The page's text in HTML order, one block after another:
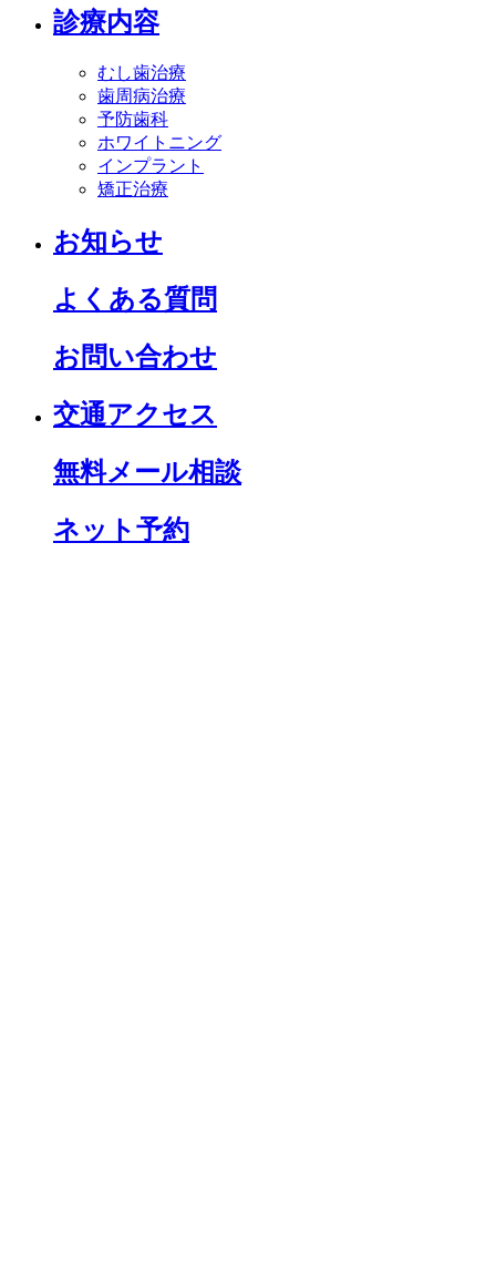
診療内容
むし歯治療
歯周病治療
予防歯科
ホワイトニング
インプラント
矯正治療
お知らせ
よくある質問
お問い合わせ
交通アクセス
無料メール相談
ネット予約